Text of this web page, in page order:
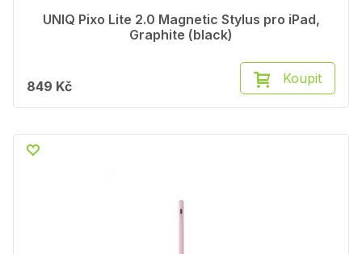
UNIQ Pixo Lite 2.0 Magnetic Stylus pro iPad,
Graphite (black)
849 Kč Koupit